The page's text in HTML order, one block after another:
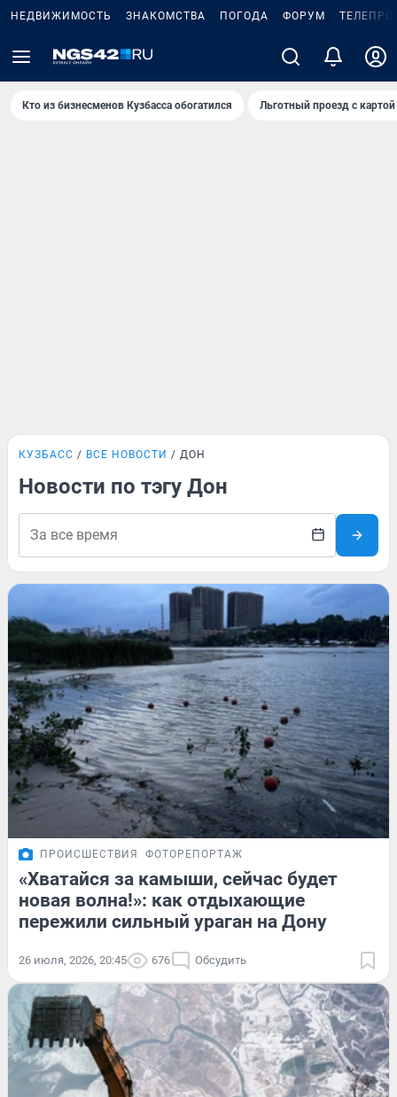
НЕДВИЖИМОСТЬ ЗНАКОМСТВА ПОГОДА ФОРУМ
Кто из бизнесменов Кузбасса обогатился Льготный проезд с
КУЗБАСС ВСЕ НОВОСТИ ДОН
Новости по тэгу Дон
ПРОИСШЕСТВИЯ ФОТОРЕПОРТАЖ
«Хватайся за камыши, сейчас будет
новая волна!»: как отдыхающие
пережили сильный ураган на Дону
26 июля, 2026, 20:45 676 Обсудить